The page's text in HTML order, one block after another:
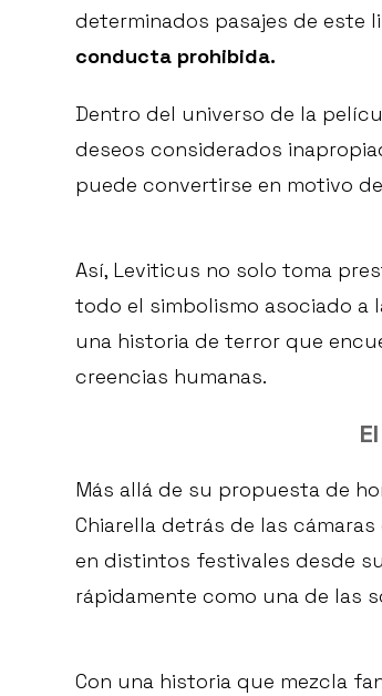
determinados pasajes de este
conducta prohibida.
Dentro del universo de la
deseos considerados
puede convertirse en motivo
Así, Leviticus no solo toma
todo el simbolismo asociado a
una historia de terror que
creencias humanas.
Más allá de su propuesta de
Chiarella detrás de las
en distintos festivales desde
rápidamente como una de las
Con una historia que mezcla